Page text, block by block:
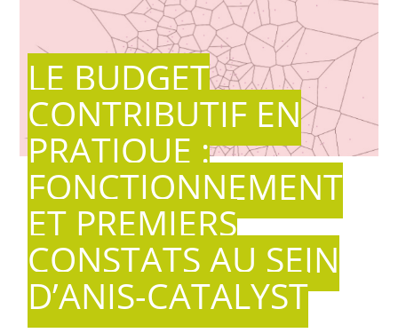
LE BUDGET
CONTRIBUTIF EN
PRATIQUE :
FONCTIONNEMENT
ET PREMIERS
CONSTATS AU SEIN
D’ANIS-CATALYST